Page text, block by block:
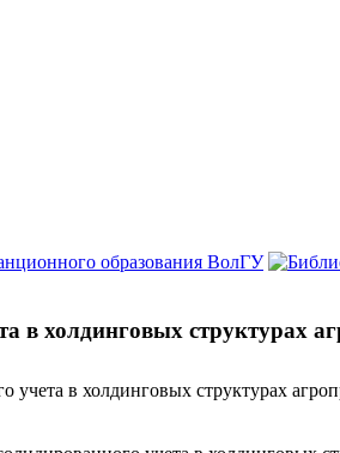
образования ВолГУ
в холдинговых структурах
в холдинговых структурах